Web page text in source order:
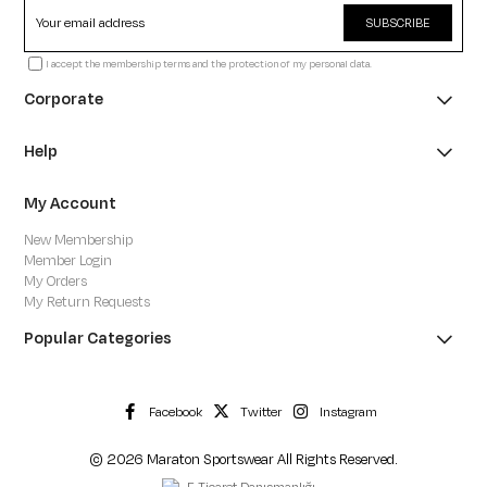
SUBSCRIBE
I accept the membership terms and the protection of my personal data.
Corporate
Help
My Account
New Membership
Member Login
My Orders
My Return Requests
Popular Categories
Facebook Twitter Instagram
© 2026 Maraton Sportswear All Rights Reserved.